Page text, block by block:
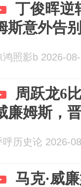
丁俊晖逆
斯意外告
鸿照影b 2026-
周跃龙6
廉姆斯，
呼历史论 2026-
马克·威